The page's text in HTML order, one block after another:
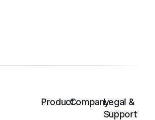
ProductCompanyLegal &
Support